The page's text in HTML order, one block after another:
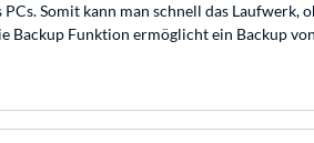
Somit kann man schnell das Laufwerk,
Funktion ermöglicht ein Backup